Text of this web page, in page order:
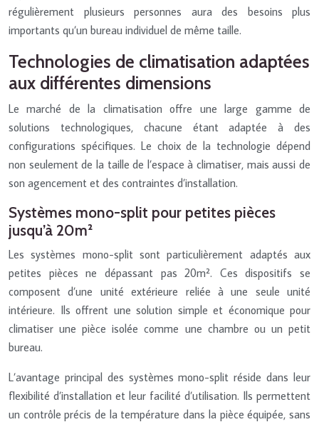
régulièrement plusieurs personnes aura des besoins plus
importants qu’un bureau individuel de même taille.
Technologies de climatisation adaptées
aux différentes dimensions
Le marché de la climatisation offre une large gamme de
solutions technologiques, chacune étant adaptée à des
configurations spécifiques. Le choix de la technologie dépend
non seulement de la taille de l’espace à climatiser, mais aussi de
son agencement et des contraintes d’installation.
Systèmes mono-split pour petites pièces
jusqu’à 20m²
Les systèmes mono-split sont particulièrement adaptés aux
petites pièces ne dépassant pas 20m². Ces dispositifs se
composent d’une unité extérieure reliée à une seule unité
intérieure. Ils offrent une solution simple et économique pour
climatiser une pièce isolée comme une chambre ou un petit
bureau.
L’avantage principal des systèmes mono-split réside dans leur
flexibilité d’installation et leur facilité d’utilisation. Ils permettent
un contrôle précis de la température dans la pièce équipée, sans